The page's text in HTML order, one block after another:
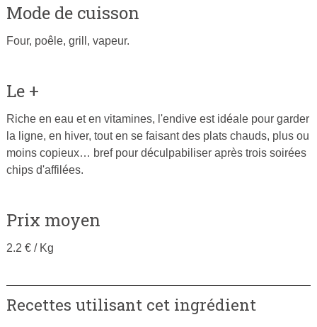
Mode de cuisson
Four, poêle, grill, vapeur.
Le +
Riche en eau et en vitamines, l'endive est idéale pour garder
la ligne, en hiver, tout en se faisant des plats chauds, plus ou
moins copieux… bref pour déculpabiliser après trois soirées
chips d'affilées.
Prix moyen
2.2 € / Kg
Recettes utilisant cet ingrédient